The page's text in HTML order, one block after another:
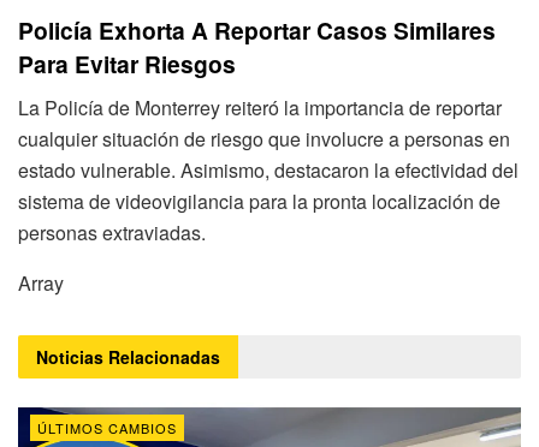
Policía Exhorta A Reportar Casos Similares
Para Evitar Riesgos
La Policía de Monterrey reiteró la importancia de reportar
cualquier situación de riesgo que involucre a personas en
estado vulnerable. Asimismo, destacaron la efectividad del
sistema de videovigilancia para la pronta localización de
personas extraviadas.
Array
Noticias Relacionadas
ÚLTIMOS CAMBIOS